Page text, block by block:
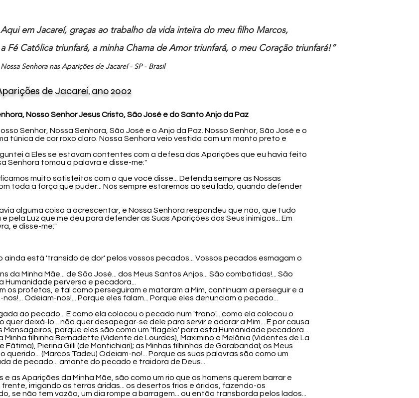
Aqui em Jacareí, graças ao trabalho da vida inteira do meu filho Marcos,
a Fé Católica triunfará, a minha Chama de Amor triunfará, o meu Coração triunfará!”
Nossa Senhora nas Aparições de Jacareí - SP - Brasil
de Jacareí,ano2002
Nosso Senhor Jesus Cristo, São José e do Santo Anjo da Paz
Senhor, Nossa Senhora, São José e o Anjo da Paz. Nosso Senhor, São José e o
túnica de cor roxo claro. Nossa Senhora veio vestida com um manto preto e
à Eles se estavam contentes com a defesa das Aparições que eu havia feito
Senhora tomou a palavra e disse-me:"
ficamos muito satisfeitos com o que você disse... Defenda sempre as Nossas
toda a força que puder... Nós sempre estaremos ao seu lado, quando defender
alguma coisa a acrescentar, e Nossa Senhora respondeu que não, que tudo
pela Luz que me deu para defender as Suas Aparições dos Seus inimigos... Em
e disse-me:"
ainda está 'transido de dor' pelos vossos pecados... Vossos pecados esmagam o
da Minha Mãe... de São José... dos Meus Santos Anjos... São combatidas!... São
perversa e pecadora...
os profetas, e tal como perseguiram e mataram a Mim, continuam a perseguir e a
Odeiam-nos!... Porque eles falam... Porque eles denunciam o pecado...
ao pecado... E como ela colocou o pecado num 'trono'... como ela colocou o
deixá-lo... não quer desapegar-se dele para servir e adorar a Mim... E por causa
Mensageiros, porque eles são como um 'flagelo' para esta Humanidade pecadora...
filhinha Bernadette (Vidente de Lourdes), Maximino e Melânia (Videntes de La
Pierina Gilli (de Montichiari); as Minhas filhinhas de Garabandal; os Meus
querido... (Marcos Tadeu) Odeiam-no!... Porque as suas palavras são como um
de pecado... amante do pecado e traidora de Deus...
e as Aparições da Minha Mãe, são como um rio que os homens querem barrar e
irrigando as terras áridas... os desertos frios e áridos, fazendo-os
se não tem vazão, um dia rompe a barragem... ou então transborda pelos lados...